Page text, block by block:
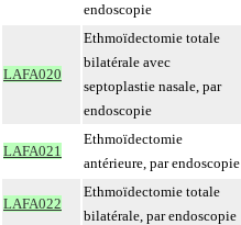
endoscopie
LAFA020
Ethmoïdectomie totale
bilatérale avec
septoplastie nasale, par
endoscopie
LAFA021
Ethmoïdectomie
antérieure, par endoscopie
LAFA022
Ethmoïdectomie totale
bilatérale, par endoscopie